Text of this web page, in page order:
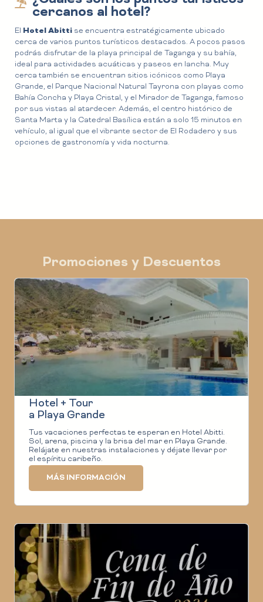
cercanos al hotel?
El Hotel Abitti se encuentra estratégicamente ubicado
cerca de varios puntos turísticos destacados. A pocos pasos
podrás disfrutar de la playa principal de Taganga y su bahía,
ideal para actividades acuáticas y paseos en lancha. Muy
cerca también se encuentran sitios icónicos como Playa
Grande, el Parque Nacional Natural Tayrona con playas como
Bahía Concha y Playa Cristal, y el Mirador de Taganga, famoso
por sus vistas al atardecer. Además, el centro histórico de
Santa Marta y la Catedral Basílica están a solo 15 minutos en
vehículo, al igual que el vibrante sector de El Rodadero y sus
opciones de gastronomía y vida nocturna.
Promociones y Descuentos
Hotel + Tour
a Playa Grande
Tus vacaciones perfectas te esperan en Hotel Abitti.
Sol, arena, piscina y la brisa del mar en Playa Grande.
Relájate en nuestras instalaciones y déjate llevar por
el espíritu caribeño.
MÁS INFORMACIÓN